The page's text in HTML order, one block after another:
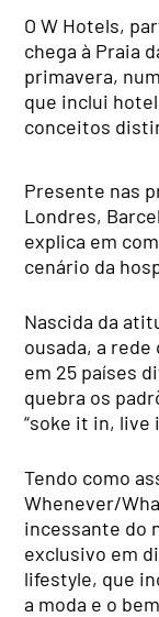
O W Hotels,
chega à Praia
primavera,
que inclui
conceitos
Presente nas
Londres,
explica em
cenário da
Nascida da
ousada, a
em 25 países
quebra os
“soke it in, live
Tendo como
Whenever/
incessante do
exclusivo em
lifestyle, que
a moda e o